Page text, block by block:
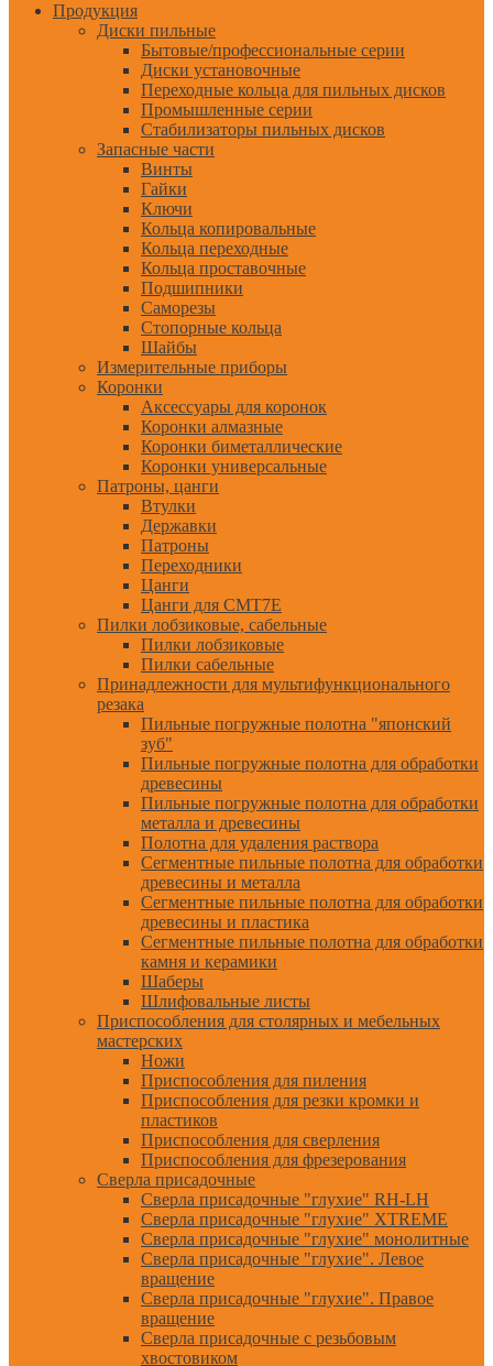
Продукция
Диски пильные
Бытовые/профессиональные серии
Диски установочные
Переходные кольца для пильных дисков
Промышленные серии
Стабилизаторы пильных дисков
Запасные части
Винты
Гайки
Ключи
Кольца копировальные
Кольца переходные
Кольца проставочные
Подшипники
Саморезы
Стопорные кольца
Шайбы
Измерительные приборы
Коронки
Аксессуары для коронок
Коронки алмазные
Коронки биметаллические
Коронки универсальные
Патроны, цанги
Втулки
Державки
Патроны
Переходники
Цанги
Цанги для CMT7E
Пилки лобзиковые, сабельные
Пилки лобзиковые
Пилки сабельные
Принадлежности для мультифункционального
резака
Пильные погружные полотна "японский
зуб"
Пильные погружные полотна для обработки
древесины
Пильные погружные полотна для обработки
металла и древесины
Полотна для удаления раствора
Сегментные пильные полотна для обработки
древесины и металла
Сегментные пильные полотна для обработки
древесины и пластика
Сегментные пильные полотна для обработки
камня и керамики
Шаберы
Шлифовальные листы
Приспособления для столярных и мебельных
мастерских
Ножи
Приспособления для пиления
Приспособления для резки кромки и
пластиков
Приспособления для сверления
Приспособления для фрезерования
Сверла присадочные
Сверла присадочные "глухие" RH-LH
Сверла присадочные "глухие" XTREME
Сверла присадочные "глухие" монолитные
Сверла присадочные "глухие". Левое
вращение
Сверла присадочные "глухие". Правое
вращение
Сверла присадочные с резьбовым
хвостовиком